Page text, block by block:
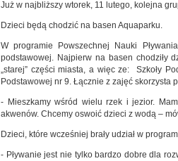
Już w najbliższy wtorek, 11 lutego, kolejna
Dzieci będą chodzić na basen Aquaparku.
W programie Powszechnej Nauki
podstawowej. Najpierw na basen chodziły
„starej” części miasta, a więc ze: Szkoły
Podstawowej nr 9. Łącznie z zajęć skorzysta
- Mieszkamy wśród wielu rzek i jezior.
akwenów. Chcemy oswoić dzieci z wodą –
Dzieci, które wcześniej brały udział w
- Pływanie jest nie tylko bardzo dobre dla